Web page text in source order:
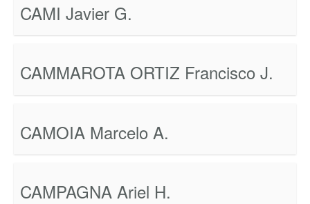
CAMI Javier G.
CAMMAROTA ORTIZ Francisco J.
CAMOIA Marcelo A.
CAMPAGNA Ariel H.